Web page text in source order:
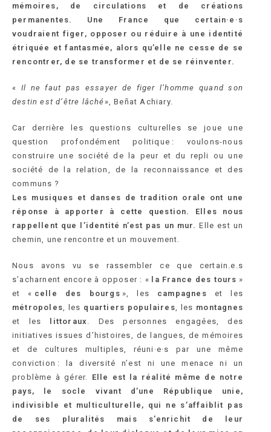
mémoires, de circulations et de créations
permanentes. Une France que certain·e·s
voudraient figer, opposer ou réduire à une identité
étriquée et fantasmée, alors qu’elle ne cesse de se
rencontrer, de se transformer et de se réinventer.
« Il ne faut pas essayer de figer l’homme quand son
destin est d’être lâché », Beñat Achiary.
Car derrière les questions culturelles se joue une
question profondément politique : voulons-nous
construire une société de la peur et du repli ou une
société de la relation, de la reconnaissance et des
communs ?
Les musiques et danses de tradition orale ont une
réponse à apporter à cette question. Elles nous
rappellent que l’identité n’est pas un mur. Elle est un
chemin, une rencontre et un mouvement.
Nous avons vu se rassembler ce que certain.e.s
s’acharnent encore à opposer : «
la France des tours »
et « celle des bourgs », les campagnes et les
métropoles , les quartiers populaires , les montagnes
et les
littoraux
. Des personnes engagées, des
initiatives issues d’histoires, de langues, de mémoires
et de cultures multiples, réuni·e·s par une même
conviction : la diversité n’est ni une menace ni un
problème à gérer. Elle est la réalité même de notre
pays, le socle vivant d’une République unie,
indivisible et multiculturelle, qui ne s’affaiblit pas
de ses pluralités mais s’enrichit de leur